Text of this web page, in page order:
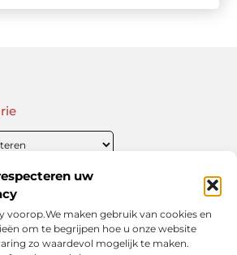
uw
voorop.We maken gebruik van cookies en
om te begrijpen hoe u onze website
zo waardevol mogelijk te maken.